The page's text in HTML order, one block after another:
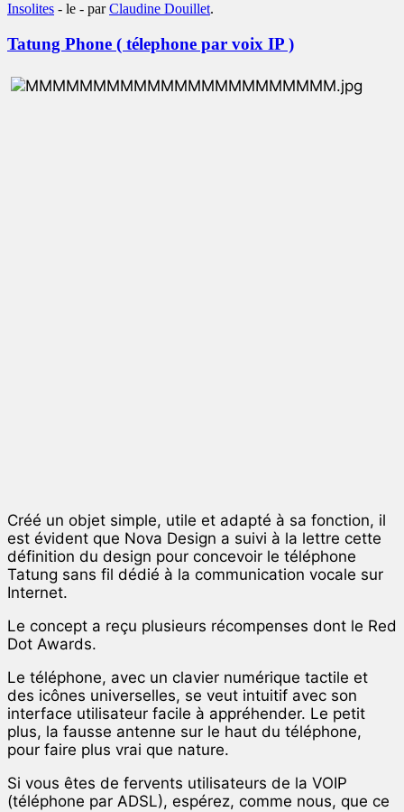
Insolites - le - parClaudine Douillet.
Tatung Phone ( télephone par voix IP )
Créé un objet simple, utile et adapté à sa fonction, il
est évident que Nova Design a suivi à la lettre cette
définition du design pour concevoir le téléphone
Tatung sans fil dédié à la communication vocale sur
Internet.
Le concept a reçu plusieurs récompenses dont le Red
Dot Awards.
Le téléphone, avec un clavier numérique tactile et
des icônes universelles, se veut intuitif avec son
interface utilisateur facile à appréhender. Le petit
plus, la fausse antenne sur le haut du téléphone,
pour faire plus vrai que nature.
Si vous êtes de fervents utilisateurs de la VOIP
(téléphone par ADSL), espérez, comme nous, que ce